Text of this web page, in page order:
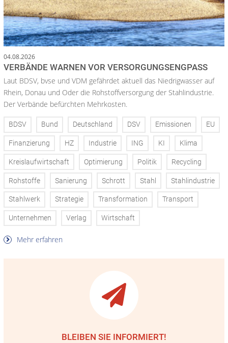
04.08.2026
VERBÄNDE WARNEN VOR VERSORGUNGSENGPASS
Laut BDSV, bvse und VDM gefährdet aktuell das Niedrigwasser auf
Rhein, Donau und Oder die Rohstoffversorgung der Stahlindustrie.
Der Verbände befürchten Mehrkosten.
BDSV Bund Deutschland DSV Emissionen EU
Finanzierung HZ Industrie ING KI Klima
Kreislaufwirtschaft Optimierung Politik Recycling
Rohstoffe Sanierung Schrott Stahl Stahlindustrie
Stahlwerk Strategie Transformation Transport
Unternehmen Verlag Wirtschaft
Mehr erfahren
BLEIBEN SIE INFORMIERT!